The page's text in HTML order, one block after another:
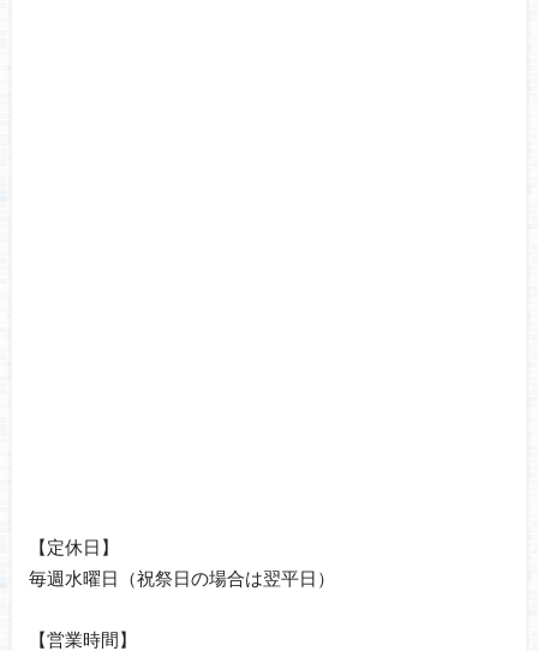
【定休日】
毎週水曜日（祝祭日の場合は翌平日）
【営業時間】